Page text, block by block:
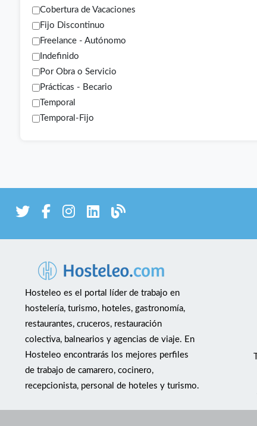
Cobertura de Vacaciones
Fijo Discontinuo
Freelance - Autónomo
Indefinido
Por Obra o Servicio
Prácticas - Becario
Temporal
Temporal-Fijo
Hosteleo es el portal líder de trabajo en
hostelería, turismo, hoteles, gastronomía,
restaurantes, cruceros, restauración
colectiva, balnearios y agencias de viaje. En
Hosteleo encontrarás los mejores perfiles
de trabajo de camarero, cocinero,
recepcionista, personal de hoteles y turismo.